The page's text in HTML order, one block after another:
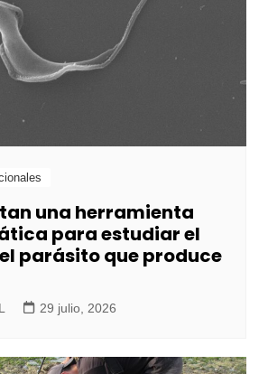
una herramienta
para estudiar el
parásito que produce
29 julio, 2026